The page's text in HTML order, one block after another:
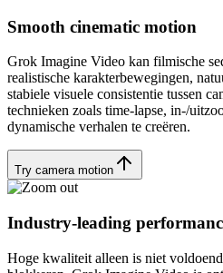
Smooth cinematic motion
Grok Imagine Video kan filmische
realistische karakterbewegingen,
stabiele visuele consistentie tussen
technieken zoals time-lapse, in-/
dynamische verhalen te creëren.
Try camera motion
Industry-leading
Hoge kwaliteit alleen is niet